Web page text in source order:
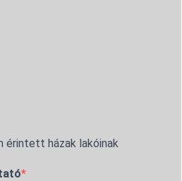
érintett házak lakóinak